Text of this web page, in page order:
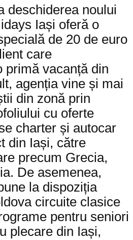
deschiderea noului
Iași oferă o
de 20 de euro
care
primă vacanță din
agenția vine și mai
din zonă prin
cu oferte
charter și autocar
din Iași, către
precum Grecia,
De asemenea,
la dispoziția
circuite clasice
pentru seniori
plecare din Iași,